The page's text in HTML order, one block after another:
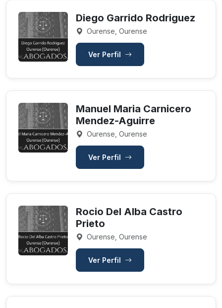
Diego Garrido Rodriguez
Ourense, Ourense
Ver Perfil
Manuel Maria Carnicero
Mendez-Aguirre
Ourense, Ourense
Ver Perfil
Rocio Del Alba Castro
Prieto
Ourense, Ourense
Ver Perfil